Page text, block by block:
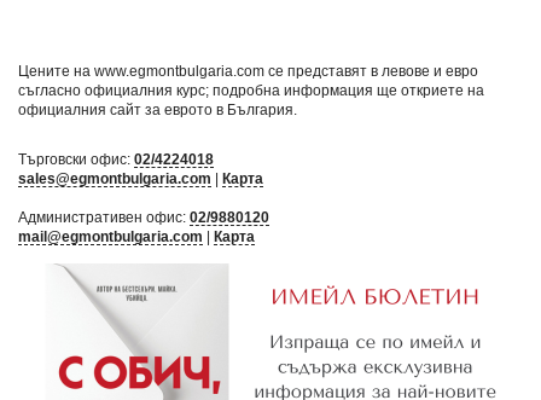
Цените на www.egmontbulgaria.com се представят в левове и евро
съгласно официалния курс; подробна информация ще откриете на
официалния сайт за еврото в България
Търговски офис: 02/4224018
sales@egmontbulgaria.com
Карта
Административен офис: 02/9880120
mail@egmontbulgaria.com
Карта